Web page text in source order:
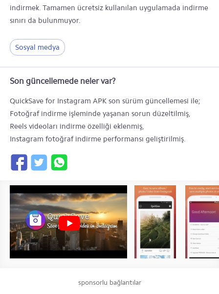
indirmek. Tamamen ücretsiz kullanılan uygulamada indirme
sınırı da bulunmuyor.
Sosyal medya
Son güncellemede neler var?
QuickSave for Instagram APK son sürüm güncellemesi ile;
Fotoğraf indirme işleminde yaşanan sorun düzeltilmiş,
Reels videoları indirme özelliği eklenmiş,
Instagram fotoğraf indirme performansı geliştirilmiş.
sponsorlu bağlantılar